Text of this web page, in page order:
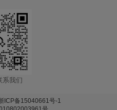
系我们
ICP备15040661号-1